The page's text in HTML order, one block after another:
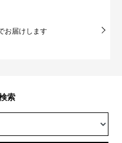
お届けします
索